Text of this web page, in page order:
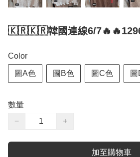
🇰🇷🇰🇷韓國連線6/
Color
圖A色 圖B色 圖C色
數量
−
+
加至購物車